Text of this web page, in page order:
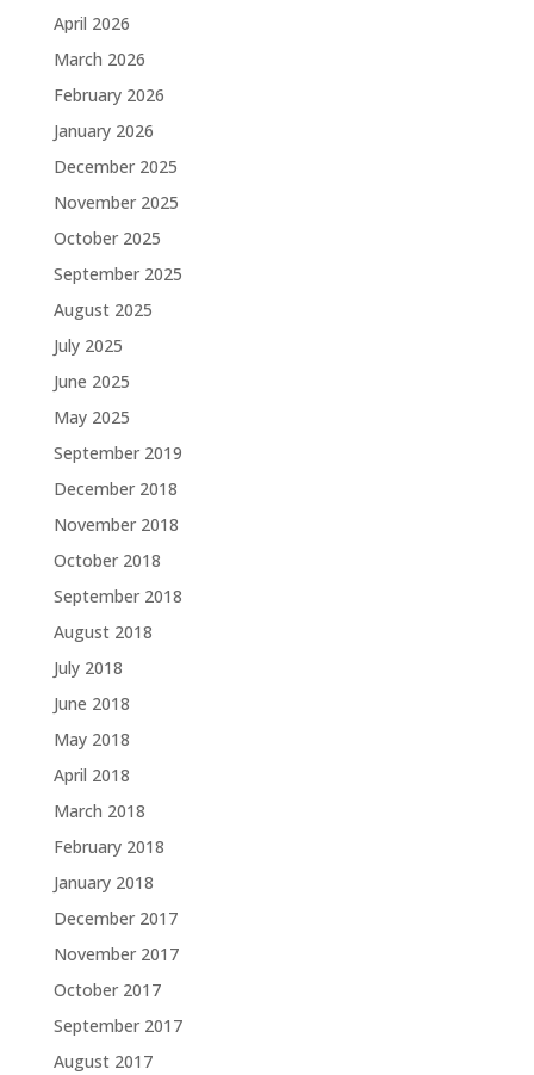
April 2026
March 2026
February 2026
January 2026
December 2025
November 2025
October 2025
September 2025
August 2025
July 2025
June 2025
May 2025
September 2019
December 2018
November 2018
October 2018
September 2018
August 2018
July 2018
June 2018
May 2018
April 2018
March 2018
February 2018
January 2018
December 2017
November 2017
October 2017
September 2017
August 2017